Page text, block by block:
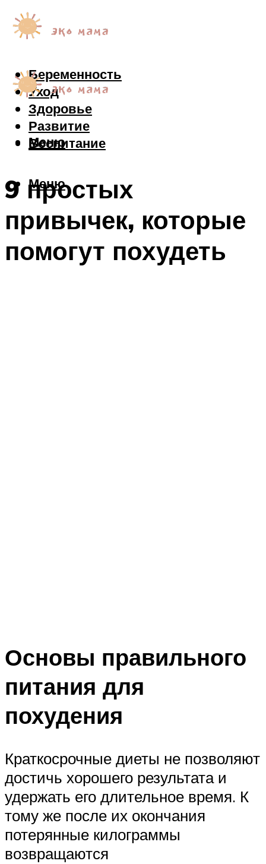
Беременность
Уход
Здоровье
Развитие
Воспитание
Меню
Меню
9 простых
привычек, которые
помогут похудеть
Основы правильного
питания для
похудения
Краткосрочные диеты не позволяют
достичь хорошего результата и
удержать его длительное время. К
тому же после их окончания
потерянные килограммы
возвращаются